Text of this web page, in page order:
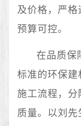
及价格，严格
预算可控。
在品质保
标准的环保建
施工流程，分
质量。以刘